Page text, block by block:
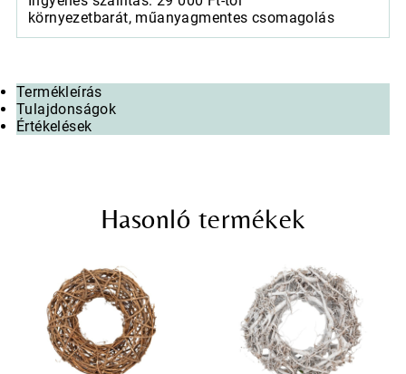
környezetbarát, műanyagmentes csomagolás
Termékleírás
Tulajdonságok
Értékelések
Hasonló termékek